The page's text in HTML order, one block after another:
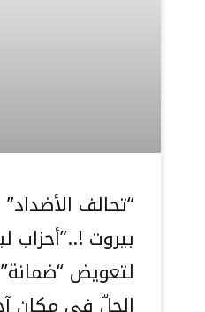
“تحالف
بيروت !..”أحزاب
لتعويض